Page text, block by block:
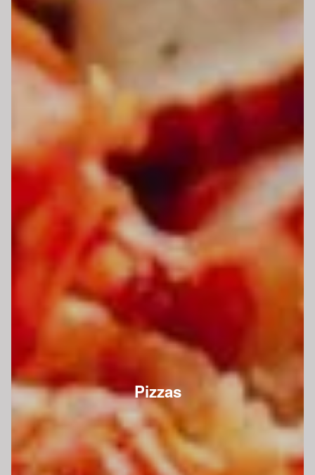
Pizzas